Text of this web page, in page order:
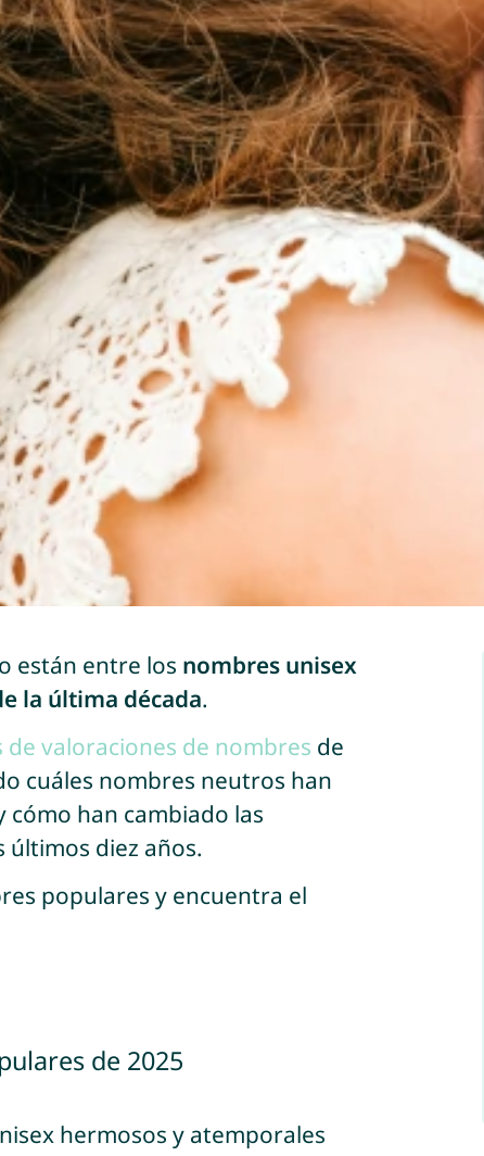
están entre los nombres unisex
la última década.
de valoraciones de nombres de
cuáles nombres neutros han
cómo han cambiado las
últimos diez años.
populares y encuentra el
de 2025
hermosos y atemporales